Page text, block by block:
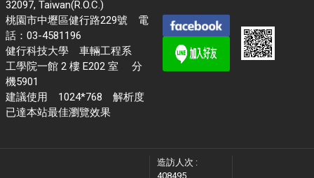
32097, Taiwan(R.O.C.)
桃園市中壢區健行路229號 電
話：03-4581196
健行科技大學 車輛工程系
工學院一館 2 樓 E202 室 分
機5901
建議使用 1024*768 解析度
已達本站最佳瀏覽效果
造訪人次 :
408495